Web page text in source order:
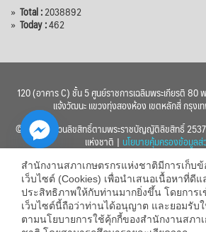
» Total :2038892
» Today :462
120 (อาคาร C) ชั้น 5 ศูนย์ราชการเฉลิมพระเกียรติ
แจ้งวัฒนะ แขวงทุ่งสองห้อง เขตหลักสี่ กรุงเ
© 2560 สงวนลิขสิทธิ์ตามพระราชบัญญัติลิขสิทธิ์ 2537
แห่งชาติ | นโยบายคุ้มครองข้อมูล
สำนักงานสภาเกษตรกรแห่งชาติมีการเก็บ
เว็บไซต์ (Cookies) เพื่อนำเสนอเนื้อหาที่ดีแ
ประสิทธิภาพให้กับท่านมากยิ่งขึ้น โดยการเ
เว็บไซต์นี้ถือว่าท่านได้อนุญาต และยอมรับ
ตามนโยบายการใช้คุ้กกี้ของสำนักงานสภา
chaty